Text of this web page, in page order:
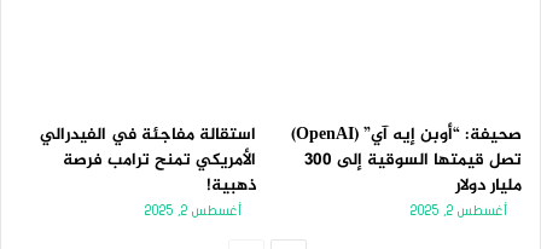
صحيفة: “أوبن إيه آي” (OpenAI)
تصل قيمتها السوقية إلى 300
مليار دولار
أغسطس 2, 2025
استقالة مفاجئة في الفيدرالي
الأمريكي تمنح ترامب فرصة
ذهبية!
أغسطس 2, 2025